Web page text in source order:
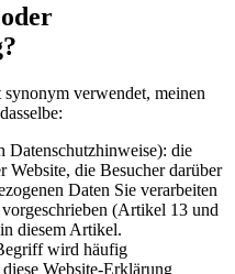
verwendet, meinen
Datenschutzhinweise): die
die Besucher darüber
Daten Sie verarbeiten
(Artikel 13 und
diesem Artikel.
wird häufig
Website-Erklärung